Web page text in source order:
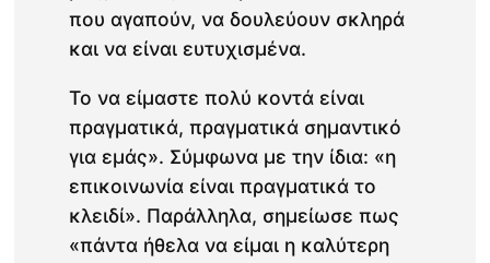
που αγαπούν, να δουλεύουν σκληρά
και να είναι ευτυχισμένα.
Το να είμαστε πολύ κοντά είναι
πραγματικά, πραγματικά σημαντικό
για εμάς». Σύμφωνα με την ίδια: «η
επικοινωνία είναι πραγματικά το
κλειδί». Παράλληλα, σημείωσε πως
«πάντα ήθελα να είμαι η καλύτερη